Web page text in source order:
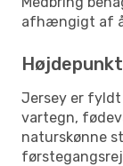
afhængigt af
Jersey er
vartegn,
naturskønne